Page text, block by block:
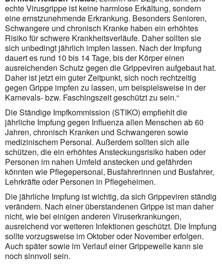
echte Virusgrippe ist keine harmlose Erkältung, sondern
eine ernstzunehmende Erkrankung. Besonders Senioren,
Schwangere und chronisch Kranke haben ein erhöhtes
Risiko für schwere Krankheitsverläufe. Daher sollten sie
sich unbedingt jährlich impfen lassen. Nach der Impfung
dauert es rund 10 bis 14 Tage, bis der Körper einen
ausreichenden Schutz gegen die Grippeviren aufgebaut hat.
Daher ist jetzt ein guter Zeitpunkt, sich noch rechtzeitig
gegen Grippe impfen zu lassen, um beispielsweise in der
Karnevals- bzw. Faschingszeit geschützt zu sein.“
Die Ständige Impfkommission (STIKO) empfiehlt die
jährliche Impfung gegen Influenza allen Menschen ab 60
Jahren, chronisch Kranken und Schwangeren sowie
medizinischem Personal. Außerdem sollten sich alle
schützen, die ein erhöhtes Ansteckungsrisiko haben oder
Personen im nahen Umfeld anstecken und gefähr­den
könnten wie Pflegepersonal, Busfahrerinnen und Busfahrer,
Lehrkräfte oder Personen in Pflege­heimen.
Die jährliche Impfung ist wichtig, da sich Grippeviren ständig
verändern. Nach einer überstandenen Grippe ist man daher
nicht, wie bei einigen anderen Viruserkrankungen,
ausreichend vor weiteren Infektionen geschützt. Die Impfung
sollte vorzugsweise im Oktober oder November erfolgen.
Auch später sowie im Verlauf einer Grippewelle kann sie
noch sinnvoll sein.